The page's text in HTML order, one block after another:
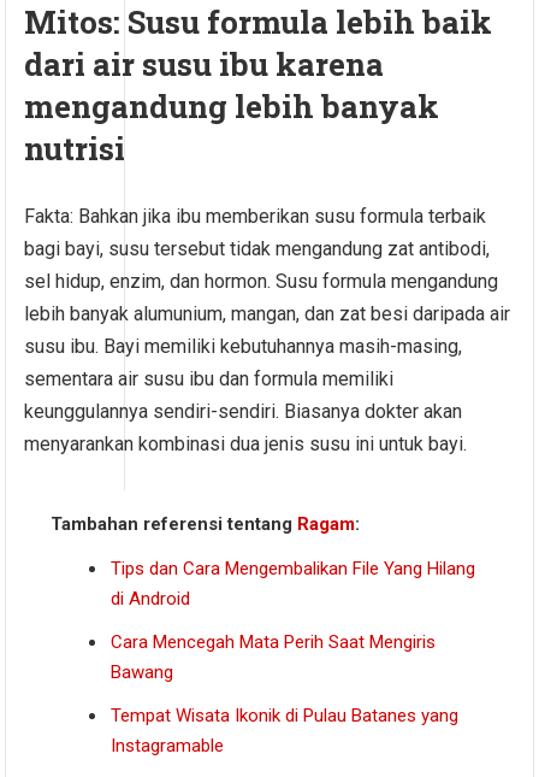
Mitos: Susu formula lebih baik
dari air susu ibu karena
mengandung lebih banyak
nutrisi
Fakta: Bahkan jika ibu memberikan susu formula terbaik
bagi bayi, susu tersebut tidak mengandung zat antibodi,
sel hidup, enzim, dan hormon. Susu formula mengandung
lebih banyak alumunium, mangan, dan zat besi daripada air
susu ibu. Bayi memiliki kebutuhannya masih-masing,
sementara air susu ibu dan formula memiliki
keunggulannya sendiri-sendiri. Biasanya dokter akan
menyarankan kombinasi dua jenis susu ini untuk bayi.
Tambahan referensi tentang Ragam:
Tips dan Cara Mengembalikan File Yang Hilang
di Android
Cara Mencegah Mata Perih Saat Mengiris
Bawang
Tempat Wisata Ikonik di Pulau Batanes yang
Instagramable